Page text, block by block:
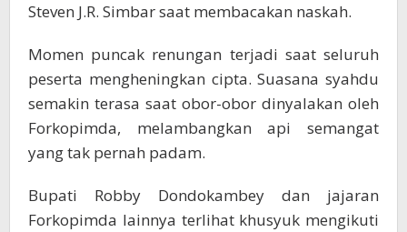
Steven J.R. Simbar saat membacakan naskah.
​Momen puncak renungan terjadi saat seluruh
peserta mengheningkan cipta. Suasana syahdu
semakin terasa saat obor-obor dinyalakan oleh
Forkopimda, melambangkan api semangat
yang tak pernah padam.
​Bupati Robby Dondokambey dan jajaran
Forkopimda lainnya terlihat khusyuk mengikuti